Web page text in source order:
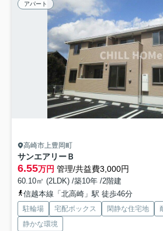
アパート
高崎市上豊岡町
サンエアリーＢ
6.55万円 管理/共益費3,000円
60.10㎡ (2LDK) /築10年 /2階建
信越本線「北高崎」駅 徒歩46分
駐輪場 宅配ボックス 閑静な住宅地
静かな環境